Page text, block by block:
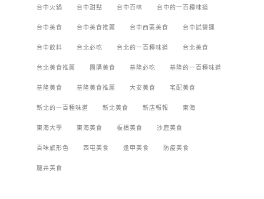
台中火鍋 台中甜點 台中百味 台中的一百種味道
台中美食 台中美食推薦 台中西區美食 台中試營運
台中飲料 台北必吃 台北的一百種味道 台北美食
台北美食推薦 團購美食 基隆必吃 基隆的一百種味道
基隆美食 基隆美食推薦 大安美食 宅配美食
新北的一百種味道 新北美食 新店報報 東海
東海大學 東海美食 板橋美食 沙鹿美食
百味旅形色 西屯美食 逢甲美食 防疫美食
龍井美食